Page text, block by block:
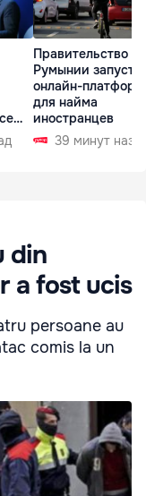
Правительство
Румынии
онлайн-
для найма
иностранцев
39 минут
din
a fost ucis
persoane au
comis la un